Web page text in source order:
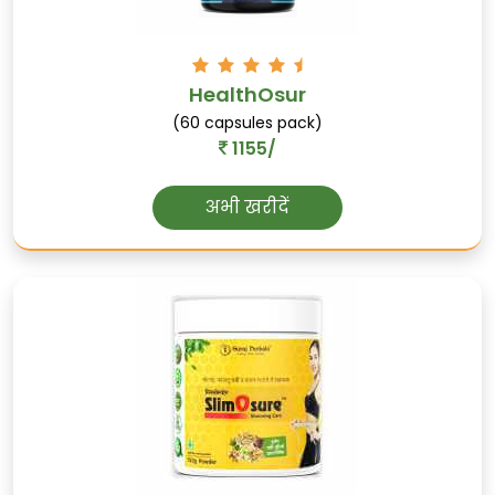
जलकमल का उत्पाद, कुमुद को त्वचा को शांत
किया जाता है।
HealthOsur
(60 capsules pack)
1155/
अभी खरीदें